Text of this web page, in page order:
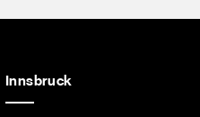
Innsbruck